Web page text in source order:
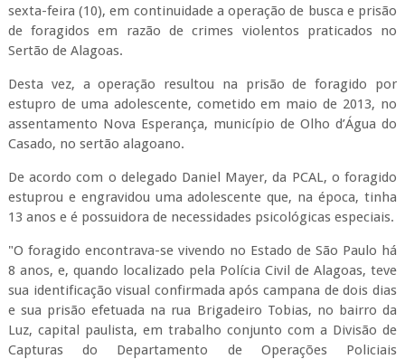
sexta-feira (10), em continuidade a operação de busca e prisão
de foragidos em razão de crimes violentos praticados no
Sertão de Alagoas.
Desta vez, a operação resultou na prisão de foragido por
estupro de uma adolescente, cometido em maio de 2013, no
assentamento Nova Esperança, município de Olho d’Água do
Casado, no sertão alagoano.
De acordo com o delegado Daniel Mayer, da PCAL, o foragido
estuprou e engravidou uma adolescente que, na época, tinha
13 anos e é possuidora de necessidades psicológicas especiais.
"O foragido encontrava-se vivendo no Estado de São Paulo há
8 anos, e, quando localizado pela Polícia Civil de Alagoas, teve
sua identificação visual confirmada após campana de dois dias
e sua prisão efetuada na rua Brigadeiro Tobias, no bairro da
Luz, capital paulista, em trabalho conjunto com a Divisão de
Capturas do Departamento de Operações Policiais